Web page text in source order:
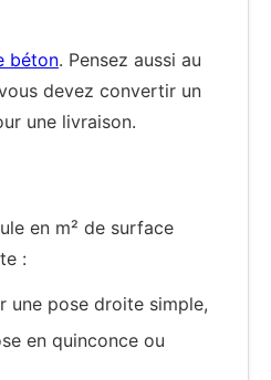
béton. Pensez aussi au
devez convertir un
une livraison.
en m² de surface
:
une pose droite simple,
en quinconce ou